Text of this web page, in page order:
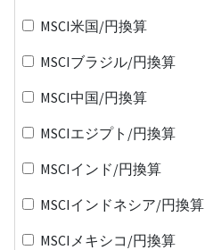
MSCI米国/円換算
MSCIブラジル/円換算
MSCI中国/円換算
MSCIエジプト/円換算
MSCIインド/円換算
MSCIインドネシア/円換算
MSCIメキシコ/円換算